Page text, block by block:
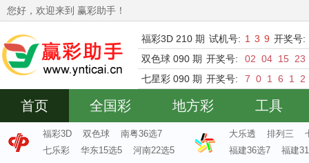
您好，欢迎来到 赢彩助手！
福彩3D 210 期 试机号: 1 3 9 开奖号:
双色球 090 期 开奖号: 02 04 15
23
七星彩 090 期 开奖号: 7 0 1 6 1 2
首页 全国彩 地方彩 工具
福彩3D 双色球
南粤36选7
七乐彩
华东15选5 河南22选5
大乐透 排列三
福建36选7
福建